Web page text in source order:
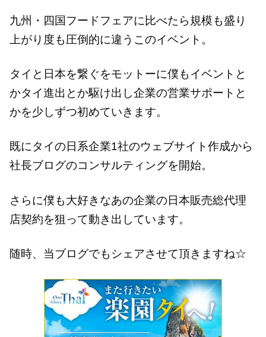
九州・四国フードフェアに比べたら規模も盛り
上がり度も圧倒的に違うこのイベント。
タイと日本を繋ぐをモットーに僕もイベントと
かタイ進出とか駆け出し企業の営業サポートと
かを少しずつ初めていきます。
既にタイの日系企業1社のウェブサイト作成から
社長ブログのコンサルティングを開始。
さらに僕も大好きなあの企業の日本販売総代理
店契約を狙って動き出しています。
随時、当ブログでもシェアさせて頂きますね☆